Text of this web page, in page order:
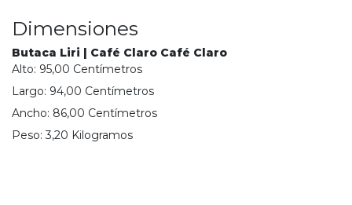
Dimensiones
Butaca Liri | Café Claro Café Claro
Alto: 95,00 Centímetros
Largo: 94,00 Centímetros
Ancho: 86,00 Centímetros
Peso:3,20 Kilogramos